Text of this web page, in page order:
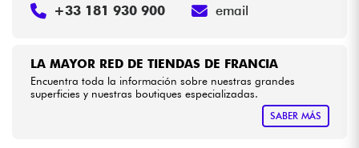
LA MAYOR RED DE TIENDAS DE FRANCIA
Encuentra toda la información sobre nuestras grandes
superficies y nuestras boutiques especializadas.
SABER MÁS
+33 181 930 900 email